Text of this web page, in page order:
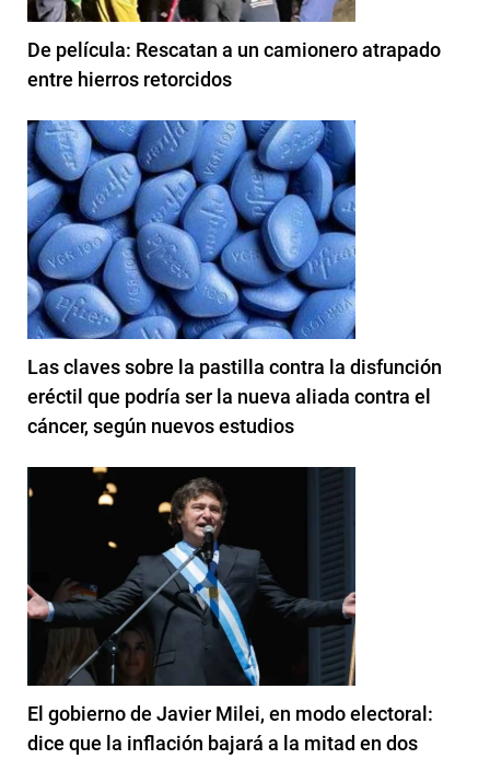
De película: Rescatan a un camionero atrapado
entre hierros retorcidos
Las claves sobre la pastilla contra la disfunción
eréctil que podría ser la nueva aliada contra el
cáncer, según nuevos estudios
El gobierno de Javier Milei, en modo electoral:
dice que la inflación bajará a la mitad en dos